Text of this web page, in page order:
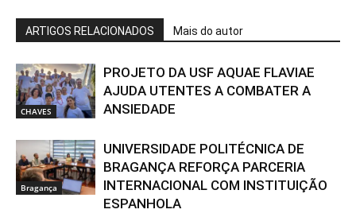
ARTIGOS RELACIONADOS Mais do autor
CHAVES
PROJETO DA USF AQUAE FLAVIAE
AJUDA UTENTES A COMBATER A
ANSIEDADE
Bragança
UNIVERSIDADE POLITÉCNICA DE
BRAGANÇA REFORÇA PARCERIA
INTERNACIONAL COM INSTITUIÇÃO
ESPANHOLA